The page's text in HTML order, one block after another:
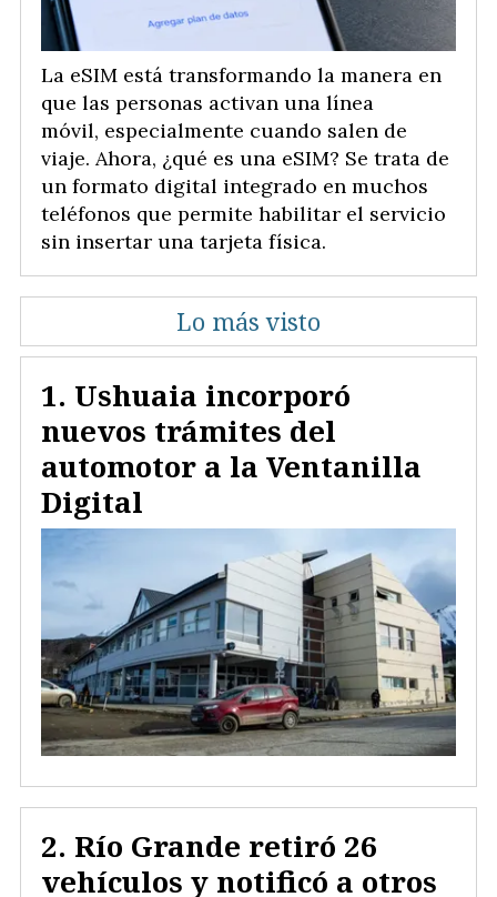
La eSIM está transformando la manera en
que las personas activan una línea
móvil, especialmente cuando salen de
viaje. Ahora, ¿qué es una eSIM? Se trata de
un formato digital integrado en muchos
teléfonos que permite habilitar el servicio
sin insertar una tarjeta física.
Lo más visto
Ushuaia incorporó
nuevos trámites del
automotor a la Ventanilla
Digital
Río Grande retiró 26
vehículos y notificó a otros